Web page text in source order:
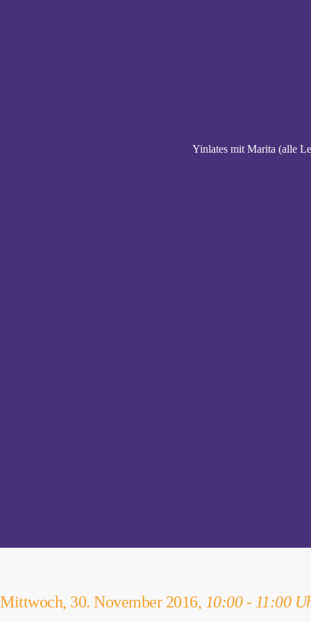
Yinlates mit Marita (alle
Mittwoch, 30. November 2016, 10:00 - 11:00